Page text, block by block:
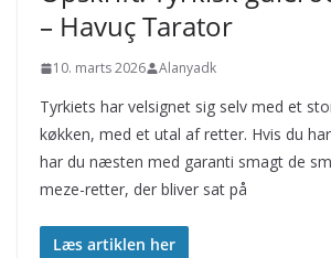
– Havuç Tarator
10. marts 2026 Alanyadk
Tyrkiets har velsignet sig selv med et
køkken, med et utal af retter. Hvis du
har du næsten med garanti smagt de
meze-retter, der bliver sat på
Læs artiklen her